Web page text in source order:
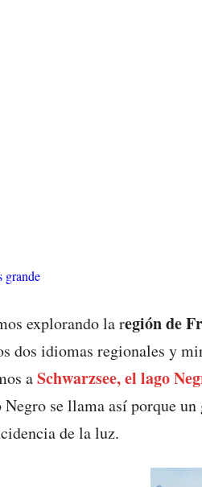
grande
explorando la región de
dos idiomas regionales y
aSchwarzsee, el lago
se llama así porque
de la luz.